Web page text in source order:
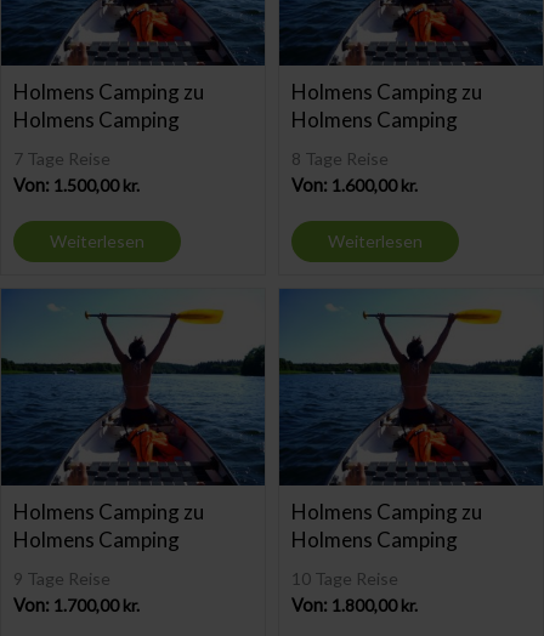
Holmens Camping zu
Holmens Camping
7 Tage Reise
Von: 1.500,00kr.
Weiterlesen
Holmens Camping zu
Holmens Camping
8 Tage Reise
Von: 1.600,00kr.
Weiterlesen
Holmens Camping zu
Holmens Camping
9 Tage Reise
Von: 1.700,00kr.
Holmens Camping zu
Holmens Camping
10 Tage Reise
Von: 1.800,00kr.